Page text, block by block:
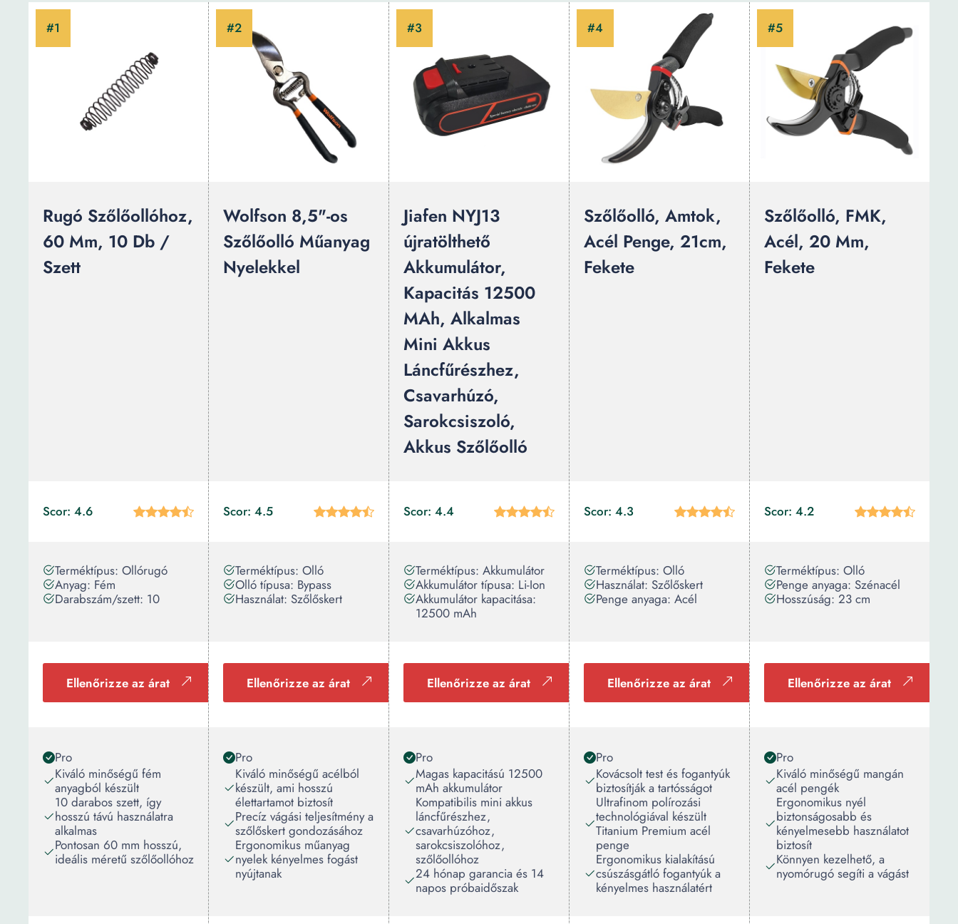
Rugó Szőlőollóhoz,
60 Mm, 10 Db /
Szett
Scor: 4.6
Terméktípus: Ollórugó
Anyag: Fém
Darabszám/szett: 10
Ellenőrizze az árat
Pro
Kiváló minőségű fém
anyagból készült
10 darabos szett, így
hosszú távú használatra
alkalmas
Pontosan 60 mm hosszú,
ideális méretű szőlőollóhoz
Wolfson 8,5"-os
Szőlőolló Műanyag
Nyelekkel
Scor: 4.5
Terméktípus: Olló
Olló típusa: Bypass
Használat: Szőlőskert
Ellenőrizze az árat
Pro
Kiváló minőségű acélból
készült, ami hosszú
élettartamot biztosít
Precíz vágási teljesítmény a
szőlőskert gondozásához
Ergonomikus műanyag
nyelek kényelmes fogást
nyújtanak
Jiafen NYJ13
újratölthető
Akkumulátor,
Kapacitás 12500
MAh, Alkalmas
Mini Akkus
Láncfűrészhez,
Csavarhúzó,
Sarokcsiszoló,
Akkus Szőlőolló
Scor: 4.4
Terméktípus: Akkumulátor
Akkumulátor típusa: Li-Ion
Akkumulátor kapacitása:
12500 mAh
Ellenőrizze az árat
Pro
Magas kapacitású 12500
mAh akkumulátor
Kompatibilis mini akkus
láncfűrészhez,
csavarhúzóhoz,
sarokcsiszolóhoz,
szőlőollóhoz
24 hónap garancia és 14
napos próbaidőszak
Szőlőolló, Amtok,
Acél Penge, 21cm,
Fekete
Scor: 4.3
Terméktípus: Olló
Használat: Szőlőskert
Penge anyaga: Acél
Ellenőrizze az árat
Pro
Kovácsolt test és fogantyúk
biztosítják a tartósságot
Ultrafinom polírozási
technológiával készült
Titanium Premium acél
penge
Ergonomikus kialakítású
csúszásgátló fogantyúk a
kényelmes használatért
Szőlőolló, FMK,
Acél, 20 Mm,
Fekete
Scor: 4.2
Terméktípus: Olló
Penge anyaga: Szénacél
Hosszúság: 23 cm
Ellenőrizze az árat
Pro
Kiváló minőségű mangán
acél pengék
Ergonomikus nyél
biztonságosabb és
kényelmesebb használatot
biztosít
Könnyen kezelhető, a
nyomórugó segíti a vágást